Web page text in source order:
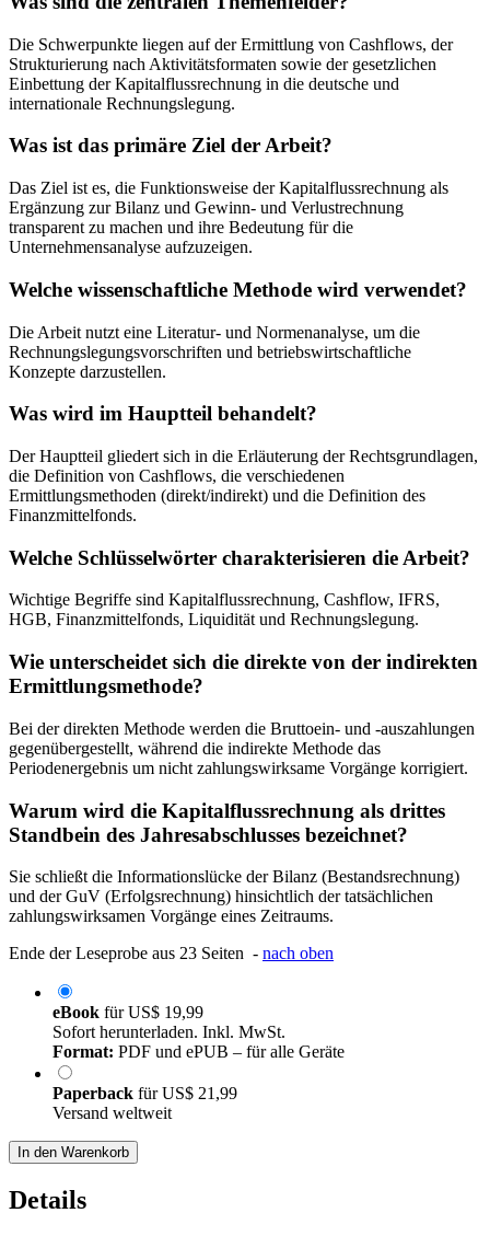
Die Schwerpunkte liegen auf der Ermittlung von Cashflows, der
Strukturierung nach Aktivitätsformaten sowie der gesetzlichen
Einbettung der Kapitalflussrechnung in die deutsche und
internationale Rechnungslegung.
Was ist das primäre Ziel der Arbeit?
Das Ziel ist es, die Funktionsweise der Kapitalflussrechnung als
Ergänzung zur Bilanz und Gewinn- und Verlustrechnung
transparent zu machen und ihre Bedeutung für die
Unternehmensanalyse aufzuzeigen.
Welche wissenschaftliche Methode wird verwendet?
Die Arbeit nutzt eine Literatur- und Normenanalyse, um die
Rechnungslegungsvorschriften und betriebswirtschaftliche
Konzepte darzustellen.
Was wird im Hauptteil behandelt?
Der Hauptteil gliedert sich in die Erläuterung der Rechtsgrundlagen,
die Definition von Cashflows, die verschiedenen
Ermittlungsmethoden (direkt/indirekt) und die Definition des
Finanzmittelfonds.
Welche Schlüsselwörter charakterisieren die Arbeit?
Wichtige Begriffe sind Kapitalflussrechnung, Cashflow, IFRS,
HGB, Finanzmittelfonds, Liquidität und Rechnungslegung.
Wie unterscheidet sich die direkte von der indirekten
Ermittlungsmethode?
Bei der direkten Methode werden die Bruttoein- und -auszahlungen
gegenübergestellt, während die indirekte Methode das
Periodenergebnis um nicht zahlungswirksame Vorgänge korrigiert.
Warum wird die Kapitalflussrechnung als drittes
Standbein des Jahresabschlusses bezeichnet?
Sie schließt die Informationslücke der Bilanz (Bestandsrechnung)
und der GuV (Erfolgsrechnung) hinsichtlich der tatsächlichen
zahlungswirksamen Vorgänge eines Zeitraums.
Ende der Leseprobe aus 23 Seiten - nach oben
eBook fürUS$ 19,99
Sofort herunterladen. Inkl. MwSt.
Format: PDF und ePUB – für alle Geräte
Paperback fürUS$ 21,99
Versand weltweit
In den Warenkorb
Details